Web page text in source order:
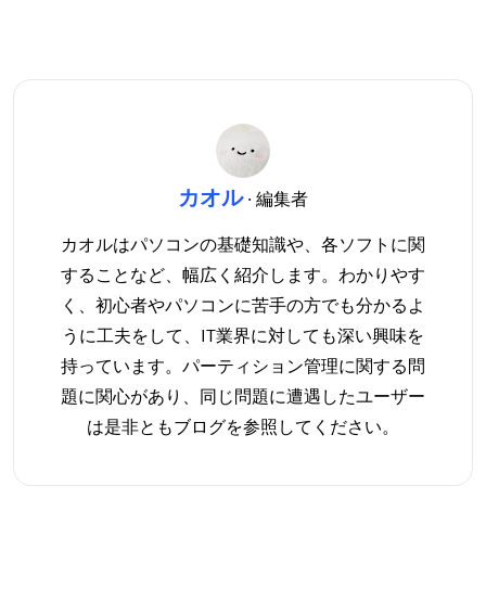
カオル· 編集者
カオルはパソコンの基礎知識や、各ソフトに関
することなど、幅広く紹介します。わかりやす
く、初心者やパソコンに苦手の方でも分かるよ
うに工夫をして、IT業界に対しても深い興味を
持っています。パーティション管理に関する問
題に関心があり、同じ問題に遭遇したユーザー
は是非ともブログを参照してください。